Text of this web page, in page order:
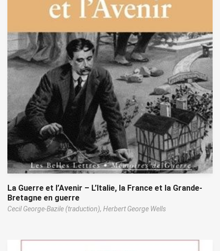
La Guerre et l’Avenir – L’Italie, la France et la Grande-
Bretagne en guerre
Cecil George-Bazile (traduction), Herbert George Wells